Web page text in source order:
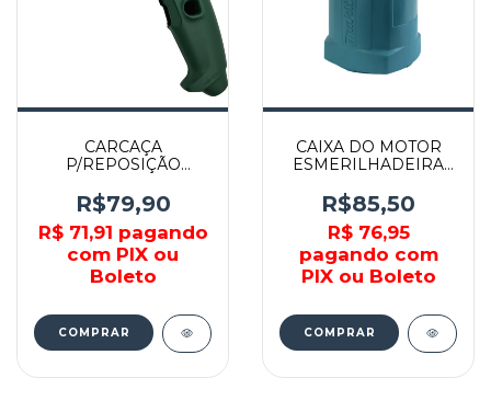
CARCAÇA
P/REPOSIÇÃO
9618086953 - BOSCH
R$79,90
R$ 71,91 pagando
com PIX ou
Boleto
COMPRAR
CAIXA DO MOTOR
ESMERILHADEIRA
150969-9 - MAKITA
R$85,50
R$ 76,95
pagando com
PIX ou Boleto